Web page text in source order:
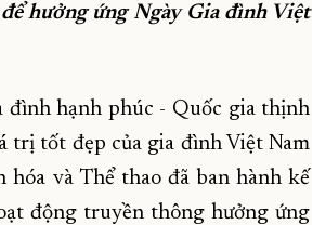
hưởng ứng Ngày Gia đình Việt
đình hạnh phúc - Quốc gia thịnh
trị tốt đẹp của gia đình Việt Nam
và Thể thao đã ban hành kế
động truyền thông hưởng ứng